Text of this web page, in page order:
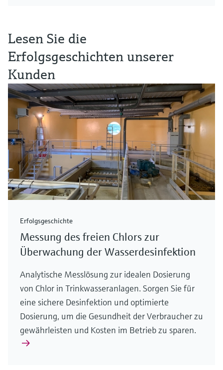
Lesen Sie die
Erfolgsgeschichten unserer
Kunden
Erfolgsgeschichte
Messung des freien Chlors zur
Überwachung der Wasserdesinfektion
Analytische Messlösung zur idealen Dosierung
von Chlor in Trinkwasseranlagen. Sorgen Sie für
eine sichere Desinfektion und optimierte
Dosierung, um die Gesundheit der Verbraucher zu
gewährleisten und Kosten im Betrieb zu sparen.